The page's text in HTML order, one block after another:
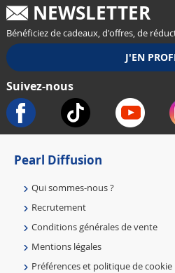
NEWSLETTER
Bénéficiez de cadeaux, d'offres, de
Suivez-nous
Pearl Diffusion
Qui sommes-nous ?
Recrutement
Conditions générales de vente
Mentions légales
Préférences et politique de cookie